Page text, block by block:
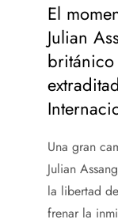
El
Julian
británico
Una gran
Julian
la libertad
frenar la